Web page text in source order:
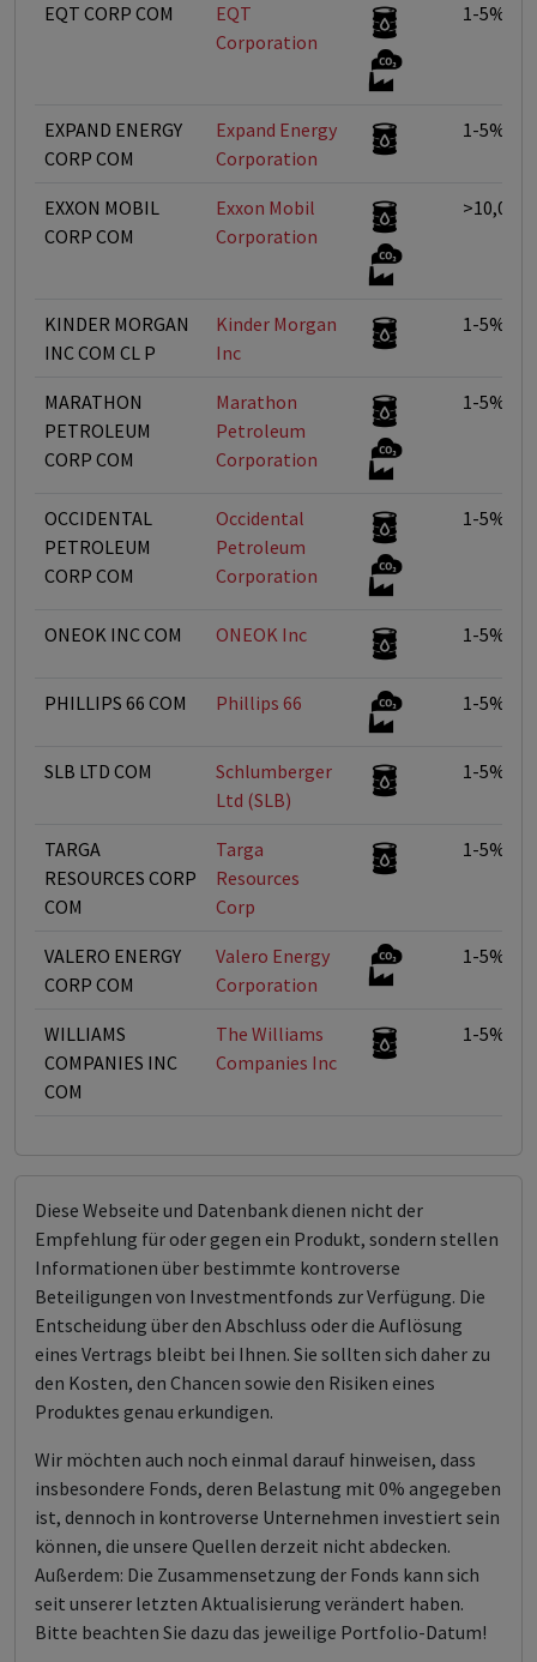
EQT CORP COM
EQT
Corporation
1-5%
EXPAND ENERGY
CORP COM
Expand Energy
Corporation
1-5%
EXXON MOBIL
CORP COM
Exxon Mobil
Corporation
>10,01%
KINDER MORGAN
INC COM CL P
Kinder Morgan
Inc
1-5%
MARATHON
PETROLEUM
CORP COM
Marathon
Petroleum
Corporation
1-5%
OCCIDENTAL
PETROLEUM
CORP COM
Occidental
Petroleum
Corporation
1-5%
ONEOK INC COM ONEOK Inc 1-5%
PHILLIPS 66 COM Phillips 66 1-5%
SLB LTD COM
Schlumberger
Ltd (SLB)
1-5%
TARGA
RESOURCES CORP
COM
Targa
Resources
Corp
1-5%
VALERO ENERGY
CORP COM
Valero Energy
Corporation
1-5%
WILLIAMS
COMPANIES INC
COM
The Williams
Companies Inc
1-5%
Diese Webseite und Datenbank dienen nicht der
Empfehlung für oder gegen ein Produkt, sondern stellen
Informationen über bestimmte kontroverse
Beteiligungen von Investmentfonds zur Verfügung. Die
Entscheidung über den Abschluss oder die Auflösung
eines Vertrags bleibt bei Ihnen. Sie sollten sich daher zu
den Kosten, den Chancen sowie den Risiken eines
Produktes genau erkundigen.
Wir möchten auch noch einmal darauf hinweisen, dass
insbesondere Fonds, deren Belastung mit 0% angegeben
ist, dennoch in kontroverse Unternehmen investiert sein
können, die unsere Quellen derzeit nicht abdecken.
Außerdem: Die Zusammensetzung der Fonds kann sich
seit unserer letzten Aktualisierung verändert haben.
Bitte beachten Sie dazu das jeweilige Portfolio-Datum!